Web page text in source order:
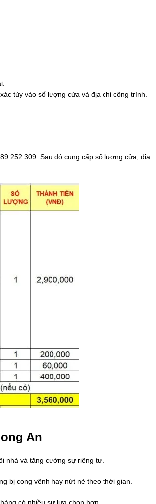
tùy vào số lượng cửa và địa chỉ công trình.
252 309. Sau đó cung cấp số lượng cửa, địa
An
nhà và tăng cường sự riêng tư.
bị cong vênh hay nứt nẻ theo thời gian.
có nhiều sự lựa chọn hơn.